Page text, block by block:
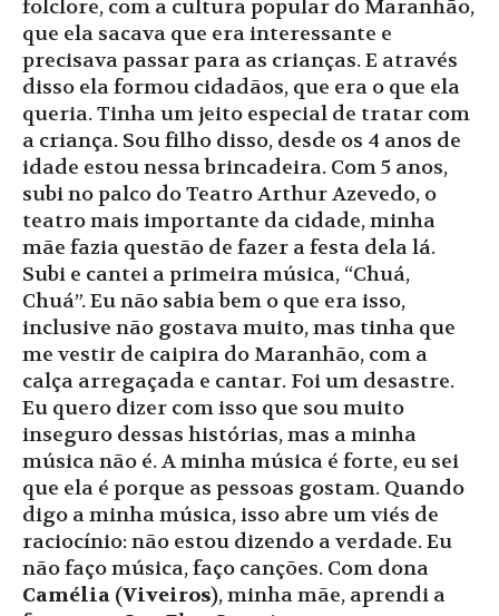
folclore, com a cultura popular do Maranhão,
que ela sacava que era interessante e
precisava passar para as crianças. E através
disso ela formou cidadãos, que era o que ela
queria. Tinha um jeito especial de tratar com
a criança. Sou filho disso, desde os 4 anos de
idade estou nessa brincadeira. Com 5 anos,
subi no palco do Teatro Arthur Azevedo, o
teatro mais importante da cidade, minha
mãe fazia questão de fazer a festa dela lá.
Subi e cantei a primeira música, “Chuá,
Chuá”. Eu não sabia bem o que era isso,
inclusive não gostava muito, mas tinha que
me vestir de caipira do Maranhão, com a
calça arregaçada e cantar. Foi um desastre.
Eu quero dizer com isso que sou muito
inseguro dessas histórias, mas a minha
música não é. A minha música é forte, eu sei
que ela é porque as pessoas gostam. Quando
digo a minha música, isso abre um viés de
raciocínio: não estou dizendo a verdade. Eu
não faço música, faço canções. Com dona
Camélia (Viveiros), minha mãe, aprendi a